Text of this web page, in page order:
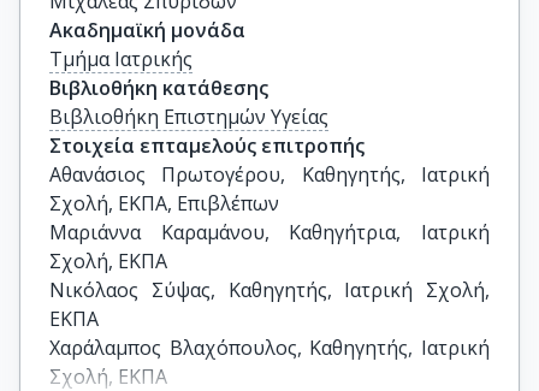
Ακαδημαϊκή μονάδα
Τμήμα Ιατρικής
Βιβλιοθήκη κατάθεσης
Βιβλιοθήκη Επιστημών Υγείας
Στοιχεία επταμελούς επιτροπής
Αθανάσιος Πρωτογέρου, Καθηγητής, Ιατρική
Σχολή, ΕΚΠΑ, Επιβλέπων
Μαριάννα Καραμάνου, Καθηγήτρια, Ιατρική
Σχολή, ΕΚΠΑ
Νικόλαος Σύψας, Καθηγητής, Ιατρική Σχολή,
ΕΚΠΑ
Χαράλαμπος Βλαχόπουλος, Καθηγητής, Ιατρική
Σχολή, ΕΚΠΑ